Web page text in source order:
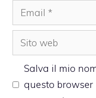
Email
Sito
web
Salva il mio
questo